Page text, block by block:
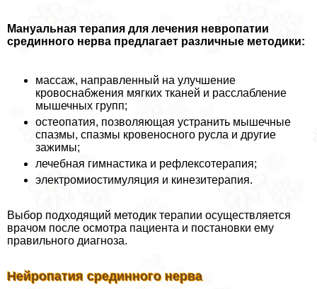
Мануальная терапия для лечения невропатии
срединного нерва предлагает различные методики:
массаж, направленный на улучшение
кровоснабжения мягких тканей и расслабление
мышечных групп;
остеопатия, позволяющая устранить мышечные
спазмы, спазмы кровеносного русла и другие
зажимы;
лечебная гимнастика и рефлексотерапия;
электромиостимуляция и кинезитерапия.
Выбор подходящий методик терапии осуществляется
врачом после осмотра пациента и постановки ему
правильного диагноза.
Нейропатия срединного нерва